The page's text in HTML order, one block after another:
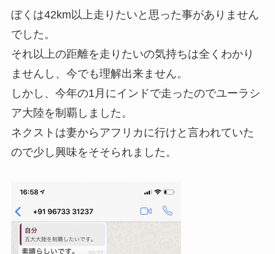
ぼくは42km以上走りたいと思った事がありません
でした。
それ以上の距離を走りたいの気持ちは全くわかり
ませんし、今でも理解出来ません。
しかし、今年の1月にインドで走ったのでユーラシ
ア大陸を制覇しました。
ネクストは妻からアフリカに行けと言われていた
ので少し興味をそそられました。